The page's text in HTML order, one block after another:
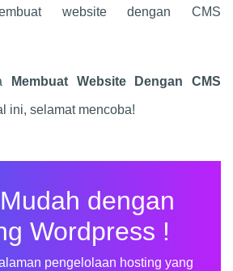
website dengan CMS
Membuat Website Dengan CMS
ini, selamat mencoba!
dengan
Wordpress !
pengelolaan hosting yang